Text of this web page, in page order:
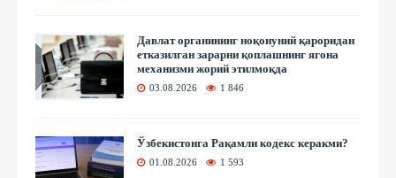
Давлат органининг ноқонуний қароридан
етказилган зарарни қоплашнинг ягона
механизми жорий этилмоқда
03.08.2026 1 846
Ўзбекистонга Рақамли кодекс керакми?
01.08.2026 1 593